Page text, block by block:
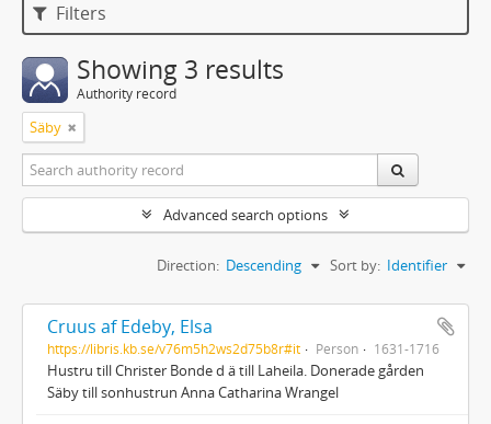
Filters
Showing 3 results
Authority record
Säby
Advanced search options
Sort by: Identifier
Direction: Descending
Cruus af Edeby, Elsa
https://libris.kb.se/v76m5h2ws2d75b8r#it Person 1631-1716
Hustru till Christer Bonde d ä till Laheila. Donerade gården
Säby till sonhustrun Anna Catharina Wrangel